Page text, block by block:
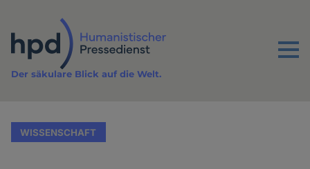
Inhalt
Menu
Der säkulare Blick auf die Welt.
WISSENSCHAFT